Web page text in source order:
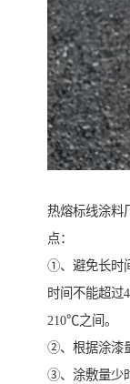
热熔标线涂料
点：
①、避免长时
时间不能超过
210℃之间。
②、根据涂漆
③、涂敷量少